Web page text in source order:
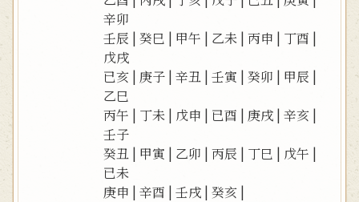
辛卯
壬辰 |癸巳 | 甲午 | 乙未 |丙申 | 丁酉 |
戊戌
已亥 | 庚子 |辛丑 |壬寅 |癸卯 | 甲辰 |
乙巳
丙午 | 丁未 | 戊申 | 已酉 | 庚戌 |辛亥 |
壬子
癸丑 | 甲寅 | 乙卯 |丙辰 | 丁巳 | 戊午 |
已未
庚申 |辛酉 |壬戌 |癸亥 |